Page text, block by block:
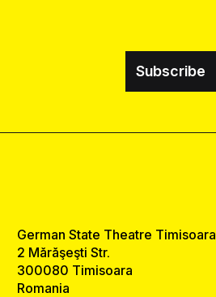
Subscribe
German State Theatre Timisoara
2 Mărăşeşti Str.
300080 Timisoara
Romania